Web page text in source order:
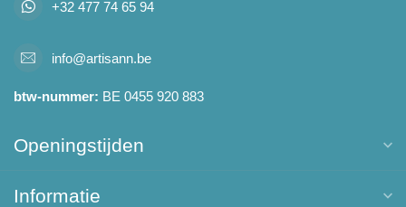
+32 477 74 65 94
info@artisann.be
btw-nummer: BE 0455 920 883
Openingstijden
Informatie